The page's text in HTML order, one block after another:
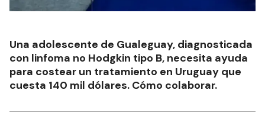
Una adolescente de Gualeguay, diagnosticada
con linfoma no Hodgkin tipo B, necesita ayuda
para costear un tratamiento en Uruguay que
cuesta 140 mil dólares. Cómo colaborar.